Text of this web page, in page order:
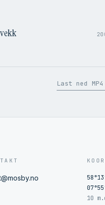
Last ned
10